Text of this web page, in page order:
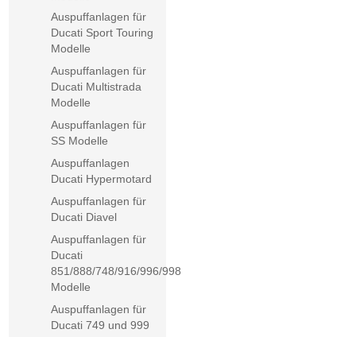
Auspuffanlagen für
Ducati Sport Touring
Modelle
Auspuffanlagen für
Ducati Multistrada
Modelle
Auspuffanlagen für
SS Modelle
Auspuffanlagen
Ducati Hypermotard
Auspuffanlagen für
Ducati Diavel
Auspuffanlagen für
Ducati
851/888/748/916/996/998
Modelle
Auspuffanlagen für
Ducati 749 und 999